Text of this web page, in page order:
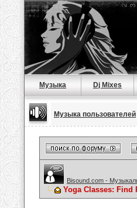
Музыка Dj Mixes
Музыка пользователей
Bisound.com -
Yoga Classes: Find